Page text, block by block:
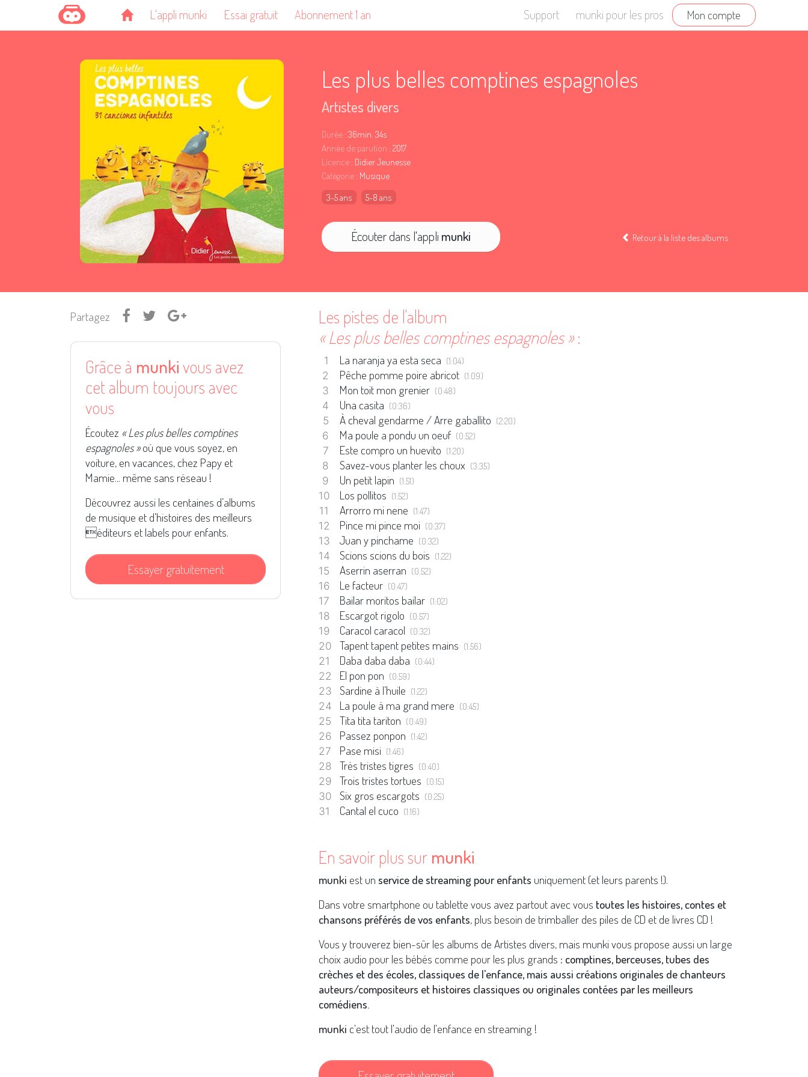
L'appli munki Essai gratuit Abonnement 1 an Support munki pour les pros Mon compte
Les plus belles comptines espagnoles
Artistes divers
Durée : 36min. 34s
Année de parution : 2017
Licence : Didier Jeunesse
Catégorie : Musique
3-5 ans
5-8 ans
Écouter dans l'appli munki Retour à la liste des albums
Partagez
Grâce à munkivous avez
cet album toujours avec
vous
Écoutez « Les plus belles comptines
espagnoles »où que vous soyez, en
voiture, en vacances, chez Papy et
Mamie... même sans réseau !
Découvrez aussi les centaines d’albums
de musique et d’histoires des meilleurs
éditeurs et labels pour enfants.
Essayer gratuitement
Les pistes de l'album
« Les plus belles comptines espagnoles »:
La naranja ya esta seca (1:04)
Pêche pomme poire abricot (1:09)
Mon toit mon grenier (0:48)
Una casita (0:36)
À cheval gendarme / Arre gaballito (2:20)
Ma poule a pondu un oeuf (0:52)
Este compro un huevito (1:20)
Savez-vous planter les choux (3:35)
Un petit lapin (1:51)
Los pollitos (1:52)
Arrorro mi nene (1:47)
Pince mi pince moi (0:37)
Juan y pinchame (0:32)
Scions scions du bois (1:22)
Aserrin aserran (0:52)
Le facteur (0:47)
Bailar moritos bailar (1:02)
Escargot rigolo (0:57)
Caracol caracol (0:32)
Tapent tapent petites mains (1:56)
Daba daba daba (0:44)
El pon pon (0:59)
Sardine à l’huile (1:22)
La poule à ma grand mere (0:45)
Tita tita tariton (0:49)
Passez ponpon (1:42)
Pase misi (1:46)
Très tristes tigres (0:40)
Trois tristes tortues (0:15)
Six gros escargots (0:25)
Cantal el cuco (1:16)
En savoir plus sur munki
munki est un service de streaming pour enfants uniquement (et leurs parents !).
Dans votre smartphone ou tablette vous avez partout avec vous toutes les histoires, contes et
chansons préférés de vos enfants, plus besoin de trimballer des piles de CD et de livres CD !
Vous y trouverez bien-sûr les albums de Artistes divers, mais munki vous propose aussi un large
choix audio pour les bébés comme pour les plus grands : comptines, berceuses, tubes des
crèches et des écoles, classiques de l'enfance, mais aussi créations originales de chanteurs
auteurs/compositeurs et histoires classiques ou originales contées par les meilleurs
comédiens.
munki c'est tout l'audio de l'enfance en streaming !